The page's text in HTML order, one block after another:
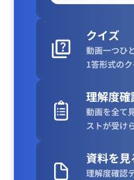
クイズ
動画一つひ
1答形式の
理解度確
動画を全て
ストが受け
資料を見
理解度確認